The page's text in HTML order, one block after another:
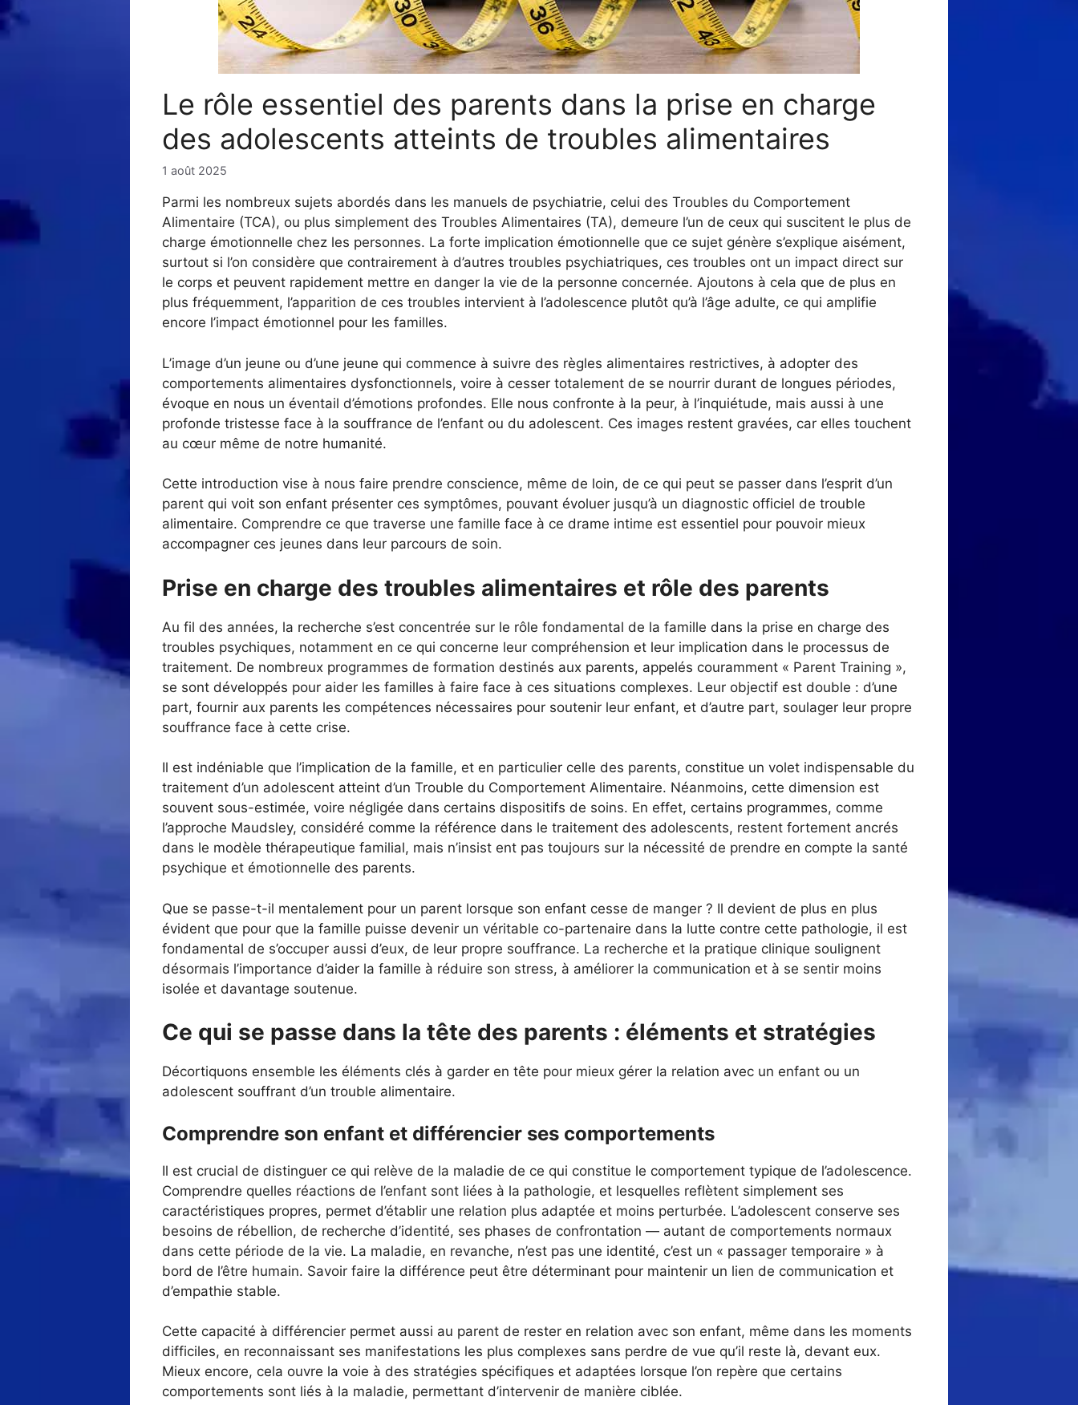
Le rôle essentiel des parents dans la prise en charge
des adolescents atteints de troubles alimentaires
1 août 2025
Parmi les nombreux sujets abordés dans les manuels de psychiatrie, celui des Troubles du Comportement
Alimentaire (TCA), ou plus simplement des Troubles Alimentaires (TA), demeure l’un de ceux qui suscitent le plus de
charge émotionnelle chez les personnes. La forte implication émotionnelle que ce sujet génère s’explique aisément,
surtout si l’on considère que contrairement à d’autres troubles psychiatriques, ces troubles ont un impact direct sur
le corps et peuvent rapidement mettre en danger la vie de la personne concernée. Ajoutons à cela que de plus en
plus fréquemment, l’apparition de ces troubles intervient à l’adolescence plutôt qu’à l’âge adulte, ce qui amplifie
encore l’impact émotionnel pour les familles.
L’image d’un jeune ou d’une jeune qui commence à suivre des règles alimentaires restrictives, à adopter des
comportements alimentaires dysfonctionnels, voire à cesser totalement de se nourrir durant de longues périodes,
évoque en nous un éventail d’émotions profondes. Elle nous confronte à la peur, à l’inquiétude, mais aussi à une
profonde tristesse face à la souffrance de l’enfant ou du adolescent. Ces images restent gravées, car elles touchent
au cœur même de notre humanité.
Cette introduction vise à nous faire prendre conscience, même de loin, de ce qui peut se passer dans l’esprit d’un
parent qui voit son enfant présenter ces symptômes, pouvant évoluer jusqu’à un diagnostic officiel de trouble
alimentaire. Comprendre ce que traverse une famille face à ce drame intime est essentiel pour pouvoir mieux
accompagner ces jeunes dans leur parcours de soin.
Prise en charge des troubles alimentaires et rôle des parents
Au fil des années, la recherche s’est concentrée sur le rôle fondamental de la famille dans la prise en charge des
troubles psychiques, notamment en ce qui concerne leur compréhension et leur implication dans le processus de
traitement. De nombreux programmes de formation destinés aux parents, appelés couramment « Parent Training »,
se sont développés pour aider les familles à faire face à ces situations complexes. Leur objectif est double : d’une
part, fournir aux parents les compétences nécessaires pour soutenir leur enfant, et d’autre part, soulager leur propre
souffrance face à cette crise.
Il est indéniable que l’implication de la famille, et en particulier celle des parents, constitue un volet indispensable du
traitement d’un adolescent atteint d’un Trouble du Comportement Alimentaire. Néanmoins, cette dimension est
souvent sous-estimée, voire négligée dans certains dispositifs de soins. En effet, certains programmes, comme
l’approche Maudsley, considéré comme la référence dans le traitement des adolescents, restent fortement ancrés
dans le modèle thérapeutique familial, mais n’insist ent pas toujours sur la nécessité de prendre en compte la santé
psychique et émotionnelle des parents.
Que se passe-t-il mentalement pour un parent lorsque son enfant cesse de manger ? Il devient de plus en plus
évident que pour que la famille puisse devenir un véritable co-partenaire dans la lutte contre cette pathologie, il est
fondamental de s’occuper aussi d’eux, de leur propre souffrance. La recherche et la pratique clinique soulignent
désormais l’importance d’aider la famille à réduire son stress, à améliorer la communication et à se sentir moins
isolée et davantage soutenue.
Ce qui se passe dans la tête des parents : éléments et stratégies
Décortiquons ensemble les éléments clés à garder en tête pour mieux gérer la relation avec un enfant ou un
adolescent souffrant d’un trouble alimentaire.
Comprendre son enfant et différencier ses comportements
Il est crucial de distinguer ce qui relève de la maladie de ce qui constitue le comportement typique de l’adolescence.
Comprendre quelles réactions de l’enfant sont liées à la pathologie, et lesquelles reflètent simplement ses
caractéristiques propres, permet d’établir une relation plus adaptée et moins perturbée. L’adolescent conserve ses
besoins de rébellion, de recherche d’identité, ses phases de confrontation — autant de comportements normaux
dans cette période de la vie. La maladie, en revanche, n’est pas une identité, c’est un « passager temporaire » à
bord de l’être humain. Savoir faire la différence peut être déterminant pour maintenir un lien de communication et
d’empathie stable.
Cette capacité à différencier permet aussi au parent de rester en relation avec son enfant, même dans les moments
difficiles, en reconnaissant ses manifestations les plus complexes sans perdre de vue qu’il reste là, devant eux.
Mieux encore, cela ouvre la voie à des stratégies spécifiques et adaptées lorsque l’on repère que certains
comportements sont liés à la maladie, permettant d’intervenir de manière ciblée.